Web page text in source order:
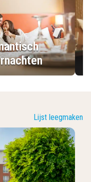
Lijst leegmaken